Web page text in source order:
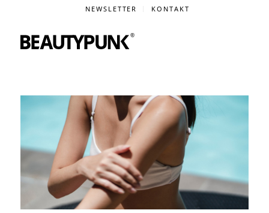
NEWSLETTER KONTAKT